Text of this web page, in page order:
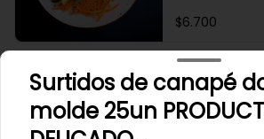
$6.700
Pollo
Quínoa tibia,
horno con
Surtidos de canapé
molde 25un